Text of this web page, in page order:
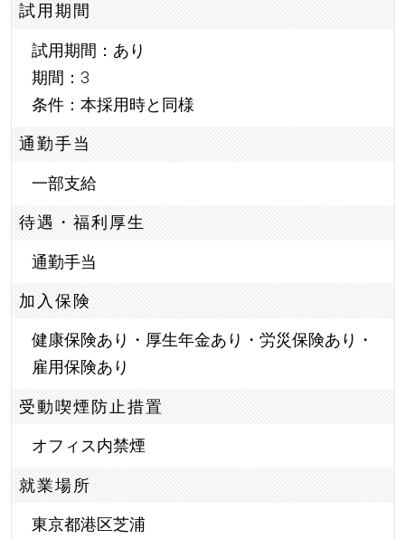
試用期間
試用期間：あり
期間：3
条件：本採用時と同様
通勤手当
一部支給
待遇・福利厚生
通勤手当
加入保険
健康保険あり・厚生年金あり・労災保険あり・
雇用保険あり
受動喫煙防止措置
オフィス内禁煙
就業場所
東京都港区芝浦